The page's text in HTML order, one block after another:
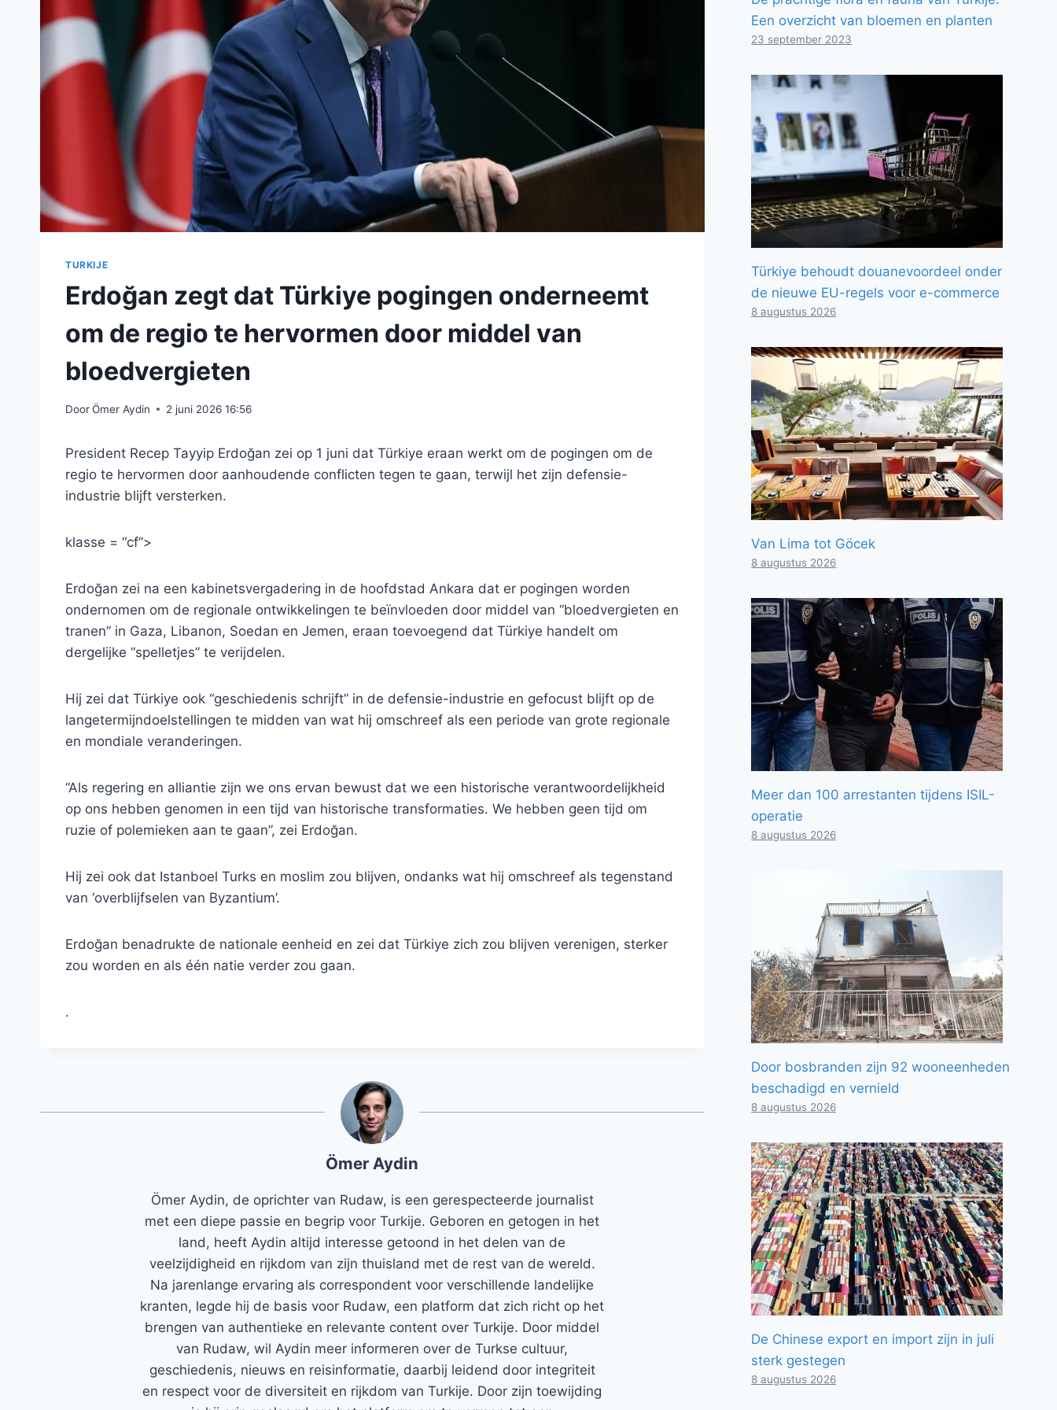
TURKIJE
Erdoğan zegt dat Türkiye pogingen onderneemt
om de regio te hervormen door middel van
bloedvergieten
DoorÖmer Aydin 2 juni 2026 16:56
President Recep Tayyip Erdoğan zei op 1 juni dat Türkiye eraan werkt om de pogingen om de
regio te hervormen door aanhoudende conflicten tegen te gaan, terwijl het zijn defensie-
industrie blijft versterken.
klasse = “cf”>
Erdoğan zei na een kabinetsvergadering in de hoofdstad Ankara dat er pogingen worden
ondernomen om de regionale ontwikkelingen te beïnvloeden door middel van “bloedvergieten en
tranen” in Gaza, Libanon, Soedan en Jemen, eraan toevoegend dat Türkiye handelt om
dergelijke “spelletjes” te verijdelen.
Hij zei dat Türkiye ook “geschiedenis schrijft” in de defensie-industrie en gefocust blijft op de
langetermijndoelstellingen te midden van wat hij omschreef als een periode van grote regionale
en mondiale veranderingen.
“Als regering en alliantie zijn we ons ervan bewust dat we een historische verantwoordelijkheid
op ons hebben genomen in een tijd van historische transformaties. We hebben geen tijd om
ruzie of polemieken aan te gaan”, zei Erdoğan.
Hij zei ook dat Istanboel Turks en moslim zou blijven, ondanks wat hij omschreef als tegenstand
van ‘overblijfselen van Byzantium’.
Erdoğan benadrukte de nationale eenheid en zei dat Türkiye zich zou blijven verenigen, sterker
zou worden en als één natie verder zou gaan.
.
Ömer Aydin
Ömer Aydin, de oprichter van Rudaw, is een gerespecteerde journalist
met een diepe passie en begrip voor Turkije. Geboren en getogen in het
land, heeft Aydin altijd interesse getoond in het delen van de
veelzijdigheid en rijkdom van zijn thuisland met de rest van de wereld.
Na jarenlange ervaring als correspondent voor verschillende landelijke
kranten, legde hij de basis voor Rudaw, een platform dat zich richt op het
brengen van authentieke en relevante content over Turkije. Door middel
van Rudaw, wil Aydin meer informeren over de Turkse cultuur,
geschiedenis, nieuws en reisinformatie, daarbij leidend door integriteit
en respect voor de diversiteit en rijkdom van Turkije. Door zijn toewijding
Een overzicht van bloemen en planten
23 september 2023
Türkiye behoudt douanevoordeel onder
de nieuwe EU-regels voor e-commerce
8 augustus 2026
Van Lima tot Göcek
8 augustus 2026
Meer dan 100 arrestanten tijdens ISIL-
operatie
8 augustus 2026
Door bosbranden zijn 92 wooneenheden
beschadigd en vernield
8 augustus 2026
De Chinese export en import zijn in juli
sterk gestegen
8 augustus 2026